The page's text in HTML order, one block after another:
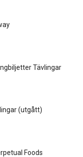
Tävlingar
(utgått)
Foods